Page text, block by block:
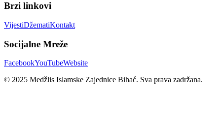
Brzi linkovi
VijestiDžematiKontakt
Socijalne Mreže
FacebookYouTubeWebsite
© 2025 Medžlis Islamske Zajednice Bihać. Sva prava zadržana.